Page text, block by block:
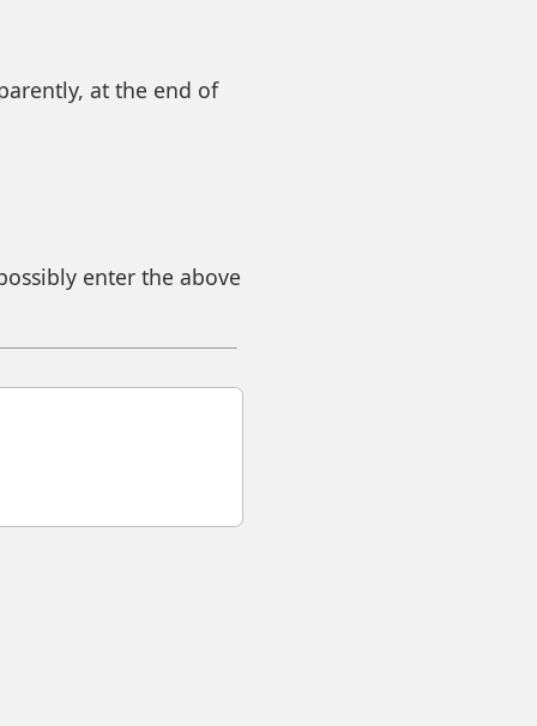
at the end of
enter the above